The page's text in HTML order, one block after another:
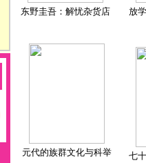
东野圭吾：解忧杂货店 放
元代的族群文化与科举 七